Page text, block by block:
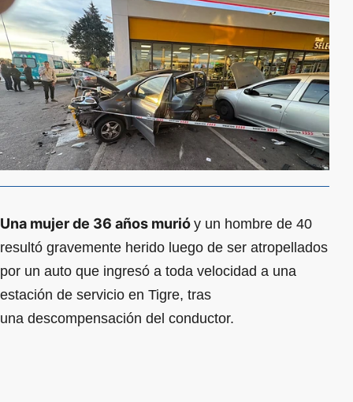
Una mujer de 36 años murió y un hombre de 40
resultó gravemente herido luego de ser atropellados
por un auto que ingresó a toda velocidad a una
estación de servicio en Tigre, tras
una descompensación del conductor.